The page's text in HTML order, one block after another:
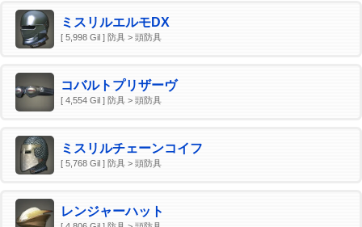
ミスリルエルモDX
[ 5,998 Gil ] 防具 > 頭防具
コバルトプリザーヴ
[ 4,554 Gil ] 防具 > 頭防具
ミスリルチェーンコイフ
[ 5,768 Gil ] 防具 > 頭防具
レンジャーハット